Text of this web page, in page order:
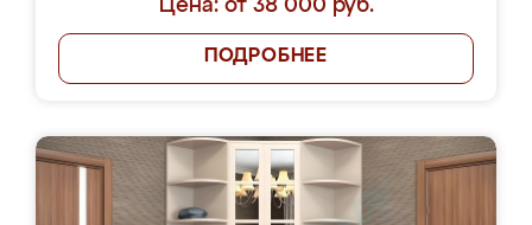
Цена: от 38 000 руб.
ПОДРОБНЕЕ